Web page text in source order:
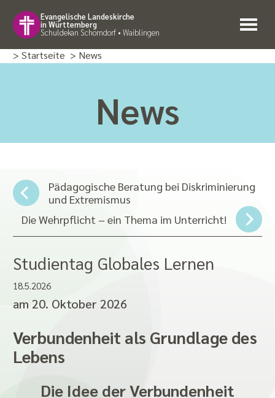
Evangelische Landeskirche
in Württemberg
Schuldekan Schorndorf • Waiblingen
> Startseite > News
News
Pädagogische Beratung bei Diskriminierung
und Extremismus
Die Wehrpflicht – ein Thema im Unterricht!
Studientag Globales Lernen
18.5.2026
am 20. Oktober 2026
Verbundenheit als Grundlage des
Lebens
Die Idee der Verbundenheit